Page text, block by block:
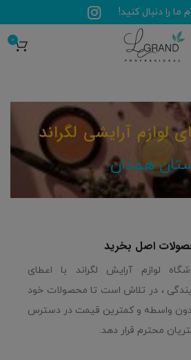
ما را دنبال کنید!
0
لوازم آرایشی لگراند
همدان
اصل بخرید
لوازم آرایش لگراند با اعطای
، در تلاش است تا محصولات خود
واسطه و کمترین قیمت در دسترس
محترم قرار دهد.